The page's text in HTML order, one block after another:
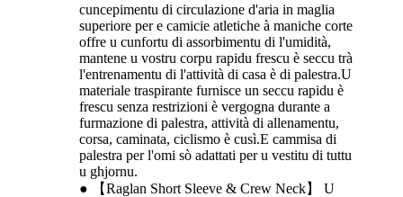
cuncepimentu di circulazione d'aria in maglia
superiore per e camicie atletiche à maniche corte
offre u cunfortu di assorbimentu di l'umidità,
mantene u vostru corpu rapidu frescu è seccu trà
l'entrenamentu di l'attività di casa è di palestra.U
materiale traspirante furnisce un seccu rapidu è
frescu senza restrizioni è vergogna durante a
furmazione di palestra, attività di allenamentu,
corsa, caminata, ciclismo è cusì.E cammisa di
palestra per l'omi sò adattati per u vestitu di tuttu
u ghjornu.
● 【Raglan Short Sleeve & Crew Neck】 U